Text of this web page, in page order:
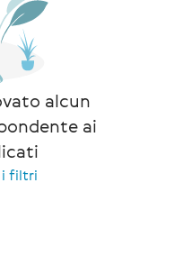
alcun
ai
i filtri